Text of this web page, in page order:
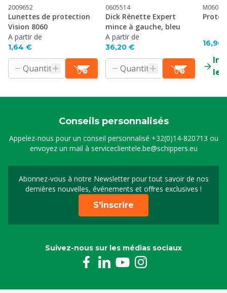
2009652
Lunettes de protection
Vision 8060
A partir de
1,64 €
0605514
Dick Rénette Expert
mince à gauche, bleu
A partir de
36,20 € 16,90
le
Conseils personnalisés
Appelez-nous pour un conseil personnalisé +32(0)14-820713 ou
envoyez un mail à serviceclientele.be@schippers.eu
Abonnez-vous à notre Newsletter pour tout savoir de nos
dernières nouvelles, événements et offres exclusives !
Inscrivez-vous à notre
S'inscrire
Suivez-nous sur les médias sociaux